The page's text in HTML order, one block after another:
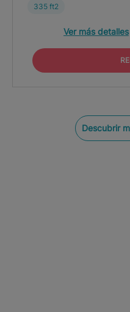
335 ft2
Ver más detalles
Descubrir